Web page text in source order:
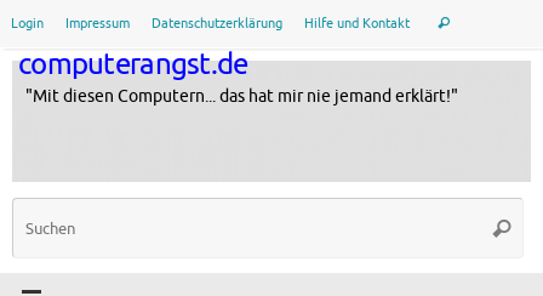
springen
Login Impressum Datenschutzerklärung Hilfe und Kontakt Suchen
computerangst.de
"Mit diesen Computern... das hat mir nie jemand erklärt!"